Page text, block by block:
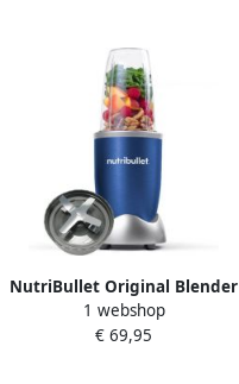
NutriBullet Original Blender
5-delig 600 Watt Blauw
1 webshop
€ 69,95